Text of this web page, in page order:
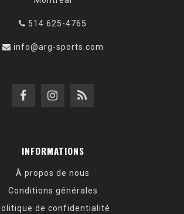
514 625-4765
info@arg-sports.com
INFORMATIONS
À propos de nous
Conditions générales
de confidentialité